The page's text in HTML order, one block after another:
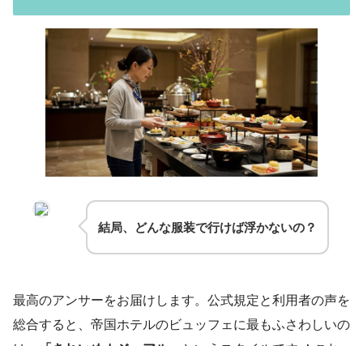
結局、どんな服装で行けば浮かないの？
最高のアンサーをお届けします。公式規定と利用者の声を
総合すると、帝国ホテルのビュッフェに最もふさわしいの